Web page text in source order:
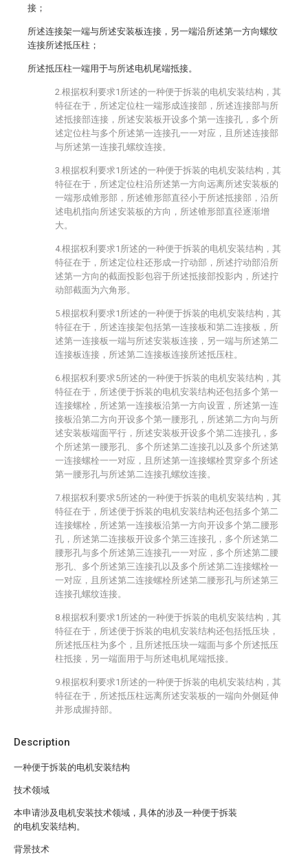
Description
一种便于拆装的电机安装结构
技术领域
本申请涉及电机安装技术领域，具体的涉及一种便于拆装
的电机安装结构。
背景技术
接；
所述连接架一端与所述安装板连接，另一端沿所述第一方向螺纹
连接所述抵压柱；
所述抵压柱一端用于与所述电机尾端抵接。
2.根据权利要求1所述的一种便于拆装的电机安装结构，其
特征在于，所述定位柱一端形成连接部，所述连接部与所
述抵接部连接，所述安装板开设多个第一连接孔，多个所
述定位柱与多个所述第一连接孔一一对应，且所述连接部
与所述第一连接孔螺纹连接。
3.根据权利要求1所述的一种便于拆装的电机安装结构，其
特征在于，所述定位柱沿所述第一方向远离所述安装板的
一端形成锥形部，所述锥形部直径小于所述抵接部，沿所
述电机指向所述安装板的方向，所述锥形部直径逐渐增
大。
4.根据权利要求1所述的一种便于拆装的电机安装结构，其
特征在于，所述定位柱还形成一拧动部，所述拧动部沿所
述第一方向的截面投影包容于所述抵接部投影内，所述拧
动部截面为六角形。
5.根据权利要求1所述的一种便于拆装的电机安装结构，其
特征在于，所述连接架包括第一连接板和第二连接板，所
述第一连接板一端与所述安装板连接，另一端与所述第二
连接板连接，所述第二连接板连接所述抵压柱。
6.根据权利要求5所述的一种便于拆装的电机安装结构，其
特征在于，所述便于拆装的电机安装结构还包括多个第一
连接螺栓，所述第一连接板沿第一方向设置，所述第一连
接板沿第二方向开设多个第一腰形孔，所述第二方向与所
述安装板端面平行，所述安装板开设多个第二连接孔，多
个所述第一腰形孔、多个所述第二连接孔以及多个所述第
一连接螺栓一一对应，且所述第一连接螺栓贯穿多个所述
第一腰形孔与所述第二连接孔螺纹连接。
7.根据权利要求5所述的一种便于拆装的电机安装结构，其
特征在于，所述便于拆装的电机安装结构还包括多个第二
连接螺栓，所述第一连接板沿第一方向开设多个第二腰形
孔，所述第二连接板开设多个第三连接孔，多个所述第二
腰形孔与多个所述第三连接孔一一对应，多个所述第二腰
形孔、多个所述第三连接孔以及多个所述第二连接螺栓一
一对应，且所述第二连接螺栓所述第二腰形孔与所述第三
连接孔螺纹连接。
8.根据权利要求1所述的一种便于拆装的电机安装结构，其
特征在于，所述便于拆装的电机安装结构还包括抵压块，
所述抵压柱为多个，且所述抵压块一端面与多个所述抵压
柱抵接，另一端面用于与所述电机尾端抵接。
9.根据权利要求1所述的一种便于拆装的电机安装结构，其
特征在于，所述抵压柱远离所述安装板的一端向外侧延伸
并形成握持部。